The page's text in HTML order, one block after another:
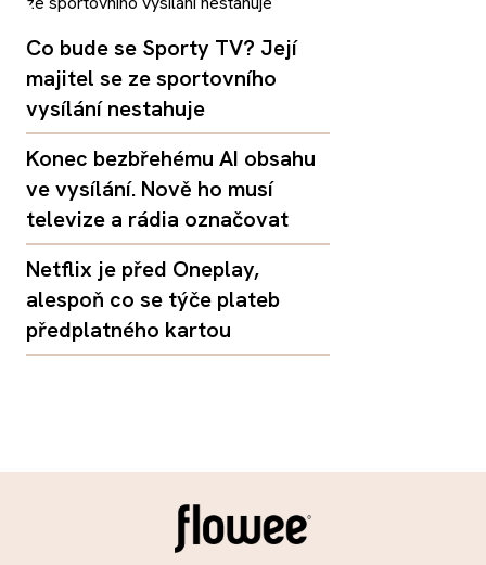
Co bude se Sporty TV? Její
majitel se ze sportovního
vysílání nestahuje
Konec bezbřehému AI obsahu
ve vysílání. Nově ho musí
televize a rádia označovat
Netflix je před Oneplay,
alespoň co se týče plateb
předplatného kartou